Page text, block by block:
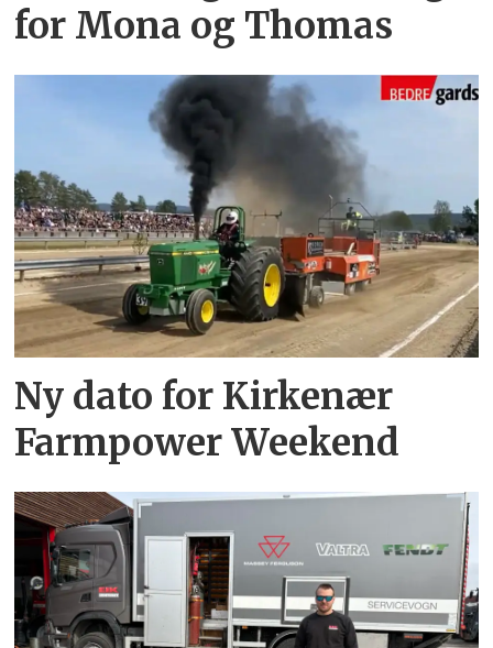
for Mona og Thomas
Ny dato for Kirkenær
Farmpower Weekend